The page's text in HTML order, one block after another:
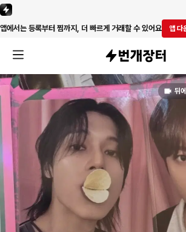
앱에서는 등록부터 찜까지, 더 빠르게 거래할 수 있어요 앱 다
뒤